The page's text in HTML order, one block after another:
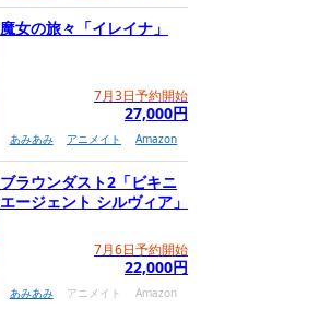
魔女の旅々「イレイナ」
7月3日予約開始
27,000円
あみあみ アニメイト Amazon
ブラウンダスト2「ビキニ
エージェント シルヴィア」
7月6日予約開始
22,000円
あみあみ アニメイト Amazon